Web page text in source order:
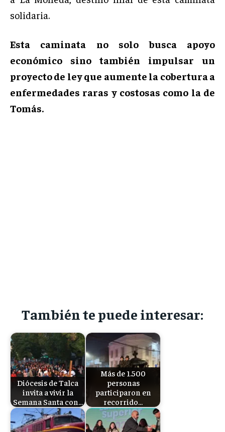
solidaria.
Esta caminata no solo busca apoyo
económico sino también impulsar un
proyecto de ley que aumente la cobertura a
enfermedades raras y costosas como la de
Tomás.
También te puede interesar:
Diócesis de Talca
invita a vivir la
Semana Santa con…
Más de 1.500
personas
participaron en
recorrido…